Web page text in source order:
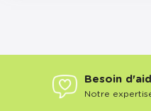
Besoin
Notre